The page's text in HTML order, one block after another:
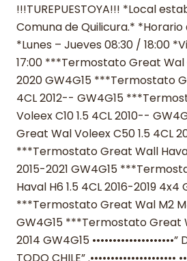
!!!TUREPUESTOYA!!! *Local
Comuna de Quilicura.*
*Lunes – Jueves 08:30 / 18:00
17:00 ***Termostato Great Wal
2020 GW4G15 ***Termostato
4CL 2012-- GW4G15
Voleex C10 1.5 4CL 2010--
Great Wal Voleex C50 1.5 4CL
***Termostato Great Wall Haval
2015-2021 GW4G15
Haval H6 1.5 4CL 2016-2019 4x4
***Termostato Great Wal M2
GW4G15 ***Termostato Great
2014 GW4G15
TODO CHILE” .•••••••••••••••••••••